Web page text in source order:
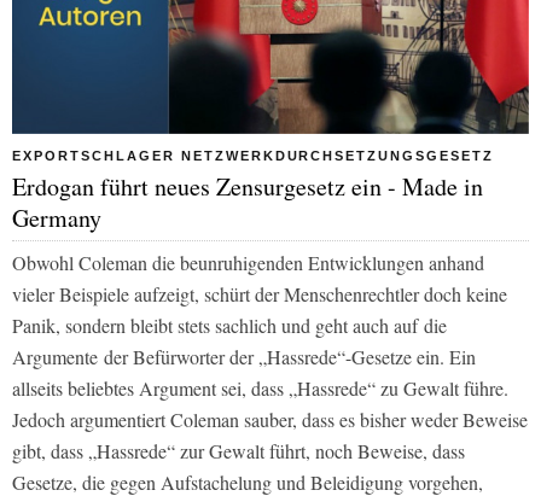
EXPORTSCHLAGER NETZWERKDURCHSETZUNGSGESETZ
Erdogan führt neues Zensurgesetz ein - Made in
Germany
Obwohl Coleman die beunruhigenden Entwicklungen anhand
vieler Beispiele aufzeigt, schürt der Menschenrechtler doch keine
Panik, sondern bleibt stets sachlich und geht auch auf die
Argumente der Befürworter der „Hassrede“-Gesetze ein. Ein
allseits beliebtes Argument sei, dass „Hassrede“ zu Gewalt führe.
Jedoch argumentiert Coleman sauber, dass es bisher weder Beweise
gibt, dass „Hassrede“ zur Gewalt führt, noch Beweise, dass
Gesetze, die gegen Aufstachelung und Beleidigung vorgehen,